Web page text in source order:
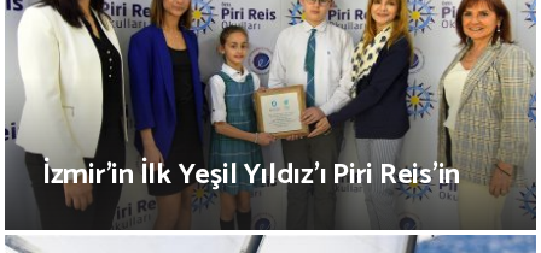
İzmir’in İlk Yeşil Yıldız’ı Piri Reis’in